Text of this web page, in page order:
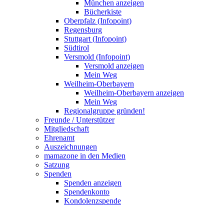
München anzeigen
Bücherkiste
Oberpfalz (Infopoint)
Regensburg
Stuttgart (Infopoint)
Südtirol
Versmold (Infopoint)
Versmold anzeigen
Mein Weg
Weilheim-Oberbayern
Weilheim-Oberbayern anzeigen
Mein Weg
Regionalgruppe gründen!
Freunde / Unterstützer
Mitgliedschaft
Ehrenamt
Auszeichnungen
mamazone in den Medien
Satzung
Spenden
Spenden anzeigen
Spendenkonto
Kondolenzspende